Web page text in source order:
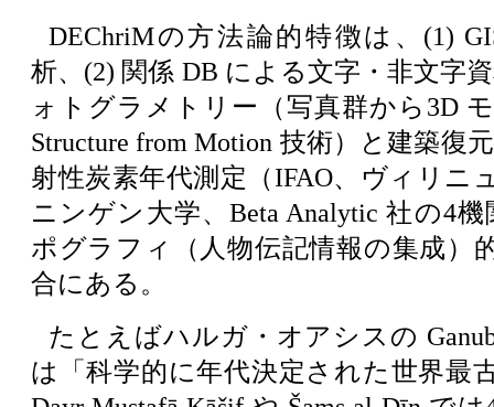
DEChriMの方法論的特徴は、(1)
析、(2) 関係 DB による文字・非文字
ォトグラメトリー（写真群から3D
Structure from Motion 技術）と建築復
射性炭素年代測定（IFAO、ヴィリニ
ニンゲン大学、Beta Analytic 社の4
ポグラフィ（人物伝記情報の集成）
合にある。
たとえばハルガ・オアシスの Ganub
は「科学的に年代決定された世界最